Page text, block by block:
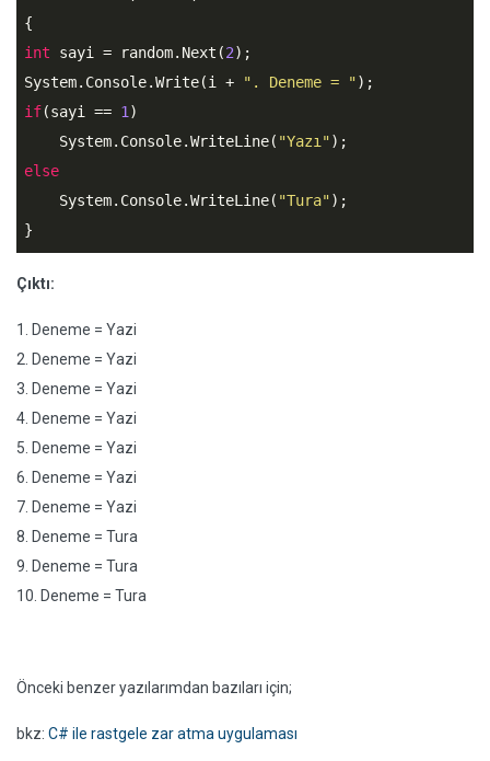
int sayi = random.Next(2);
System.Console.Write(i +
". Deneme = "
if(sayi == 1 )
    System.Console.WriteLine(
"Yazı"
else
    System.Console.WriteLine(
"Tura");
}
Çıktı:
1. Deneme = Yazi
2. Deneme = Yazi
3. Deneme = Yazi
4. Deneme = Yazi
5. Deneme = Yazi
6. Deneme = Yazi
7. Deneme = Yazi
8. Deneme = Tura
9. Deneme = Tura
10. Deneme = Tura
Önceki benzer yazılarımdan bazıları için;
bkz: C# ile rastgele zar atma uygulaması